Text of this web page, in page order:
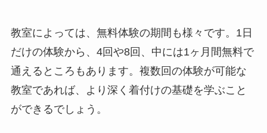
教室によっては、無料体験の期間も様々です。1日
だけの体験から、4回や8回、中には1ヶ月間無料で
通えるところもあります。複数回の体験が可能な
教室であれば、より深く着付けの基礎を学ぶこと
ができるでしょう。